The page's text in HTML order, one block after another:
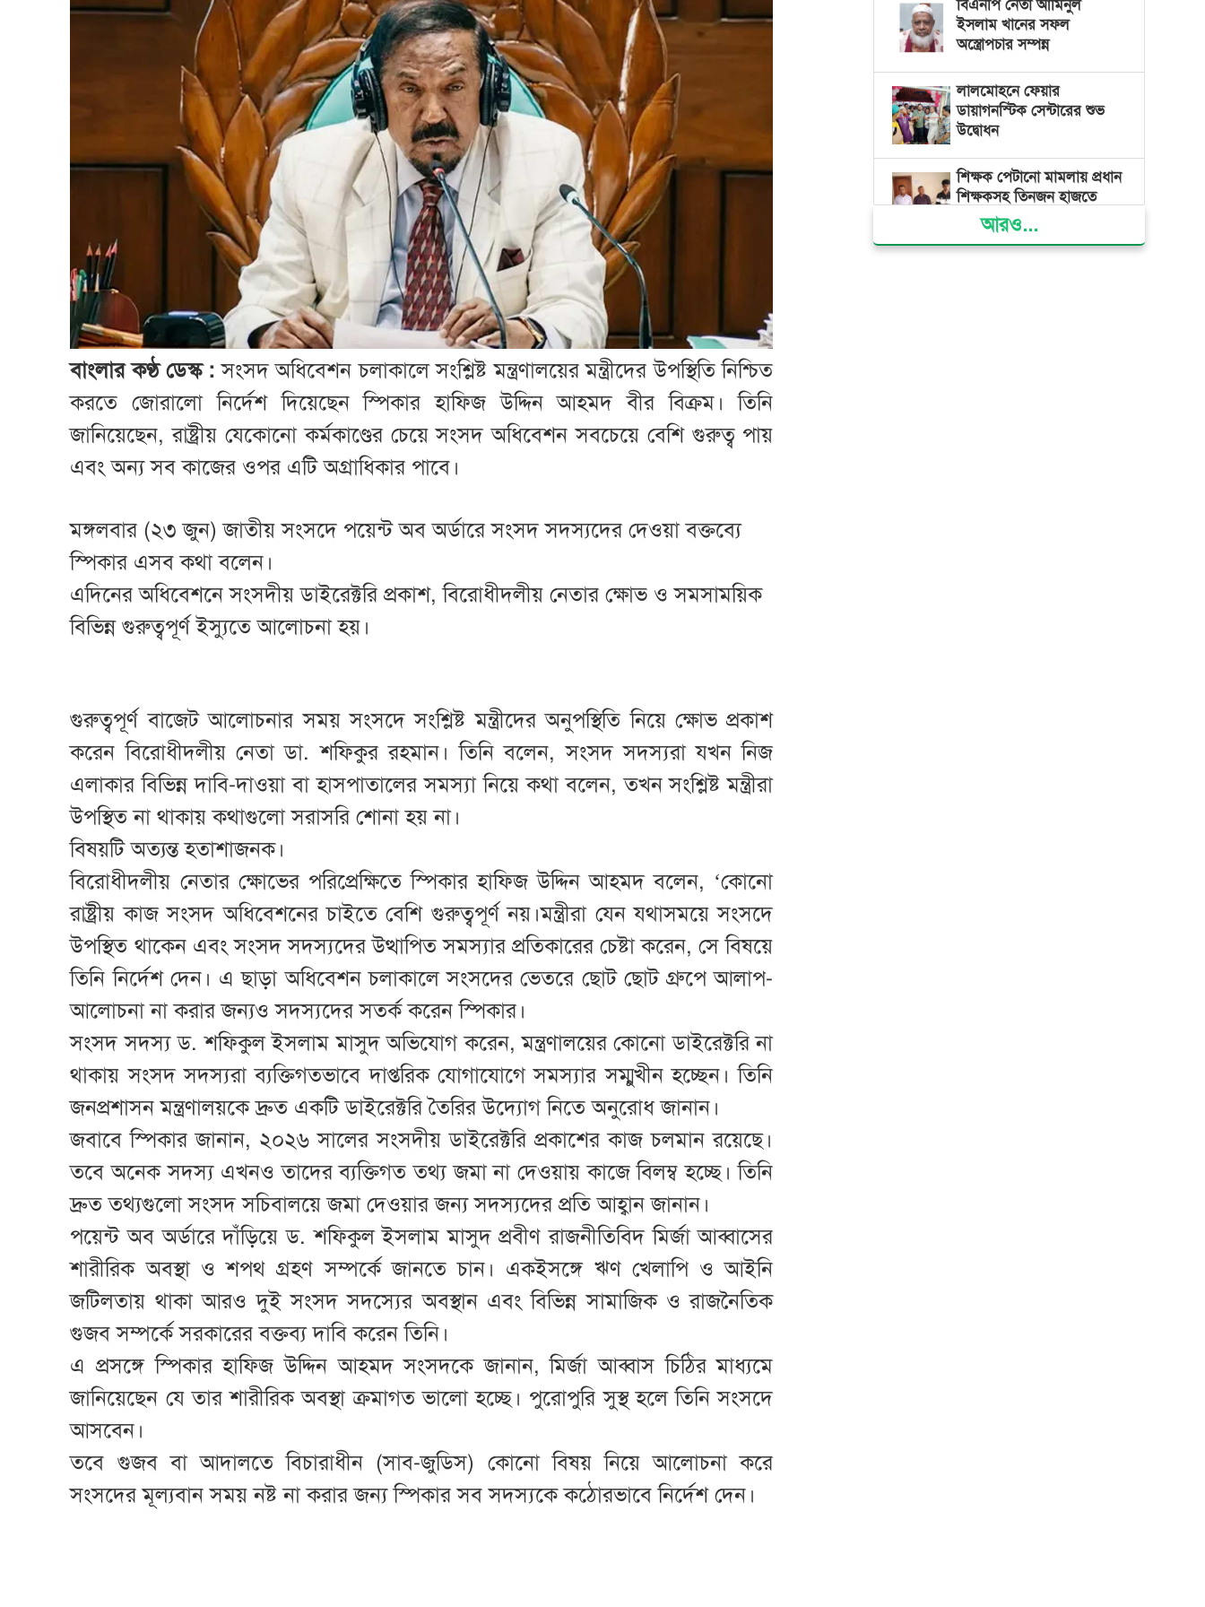
বাংলার কণ্ঠ ডেস্ক : সংসদ অধিবেশন চলাকালে সংশ্লিষ্ট মন্ত্রণালয়ের মন্ত্রীদের উপস্থিতি নিশ্চিত
করতে জোরালো নির্দেশ দিয়েছেন স্পিকার হাফিজ উদ্দিন আহমদ বীর বিক্রম। তিনি
জানিয়েছেন, রাষ্ট্রীয় যেকোনো কর্মকাণ্ডের চেয়ে সংসদ অধিবেশন সবচেয়ে বেশি গুরুত্ব পায়
এবং অন্য সব কাজের ওপর এটি অগ্রাধিকার পাবে।
মঙ্গলবার (২৩ জুন) জাতীয় সংসদে পয়েন্ট অব অর্ডারে সংসদ সদস‌্যদের দেওয়া বক্তব্যে
স্পিকার এসব কথা বলেন।
এদিনের অধিবেশনে সংসদীয় ডাইরেক্টরি প্রকাশ, বিরোধীদলীয় নেতার ক্ষোভ ও সমসাময়িক
বিভিন্ন গুরুত্বপূর্ণ ইস্যুতে আলোচনা হয়।
গুরুত্বপূর্ণ বাজেট আলোচনার সময় সংসদে সংশ্লিষ্ট মন্ত্রীদের অনুপস্থিতি নিয়ে ক্ষোভ প্রকাশ
করেন বিরোধীদলীয় নেতা ডা. শফিকুর রহমান। তিনি বলেন, সংসদ সদস্যরা যখন নিজ
এলাকার বিভিন্ন দাবি-দাওয়া বা হাসপাতালের সমস্যা নিয়ে কথা বলেন, তখন সংশ্লিষ্ট মন্ত্রীরা
উপস্থিত না থাকায় কথাগুলো সরাসরি শোনা হয় না।
বিষয়টি অত্যন্ত হতাশাজনক।
বিরোধীদলীয় নেতার ক্ষোভের পরিপ্রেক্ষিতে স্পিকার হাফিজ উদ্দিন আহমদ বলেন, ‘কোনো
রাষ্ট্রীয় কাজ সংসদ অধিবেশনের চাইতে বেশি গুরুত্বপূর্ণ নয়।মন্ত্রীরা যেন যথাসময়ে সংসদে
উপস্থিত থাকেন এবং সংসদ সদস্যদের উত্থাপিত সমস্যার প্রতিকারের চেষ্টা করেন, সে বিষয়ে
তিনি নির্দেশ দেন। এ ছাড়া অধিবেশন চলাকালে সংসদের ভেতরে ছোট ছোট গ্রুপে আলাপ-
আলোচনা না করার জন্যও সদস্যদের সতর্ক করেন স্পিকার।
সংসদ সদস্য ড. শফিকুল ইসলাম মাসুদ অভিযোগ করেন, মন্ত্রণালয়ের কোনো ডাইরেক্টরি না
থাকায় সংসদ সদস্যরা ব্যক্তিগতভাবে দাপ্তরিক যোগাযোগে সমস্যার সম্মুখীন হচ্ছেন। তিনি
জনপ্রশাসন মন্ত্রণালয়কে দ্রুত একটি ডাইরেক্টরি তৈরির উদ্যোগ নিতে অনুরোধ জানান।
জবাবে স্পিকার জানান, ২০২৬ সালের সংসদীয় ডাইরেক্টরি প্রকাশের কাজ চলমান রয়েছে।
তবে অনেক সদস্য এখনও তাদের ব্যক্তিগত তথ্য জমা না দেওয়ায় কাজে বিলম্ব হচ্ছে। তিনি
দ্রুত তথ্যগুলো সংসদ সচিবালয়ে জমা দেওয়ার জন্য সদস্যদের প্রতি আহ্বান জানান।
পয়েন্ট অব অর্ডারে দাঁড়িয়ে ড. শফিকুল ইসলাম মাসুদ প্রবীণ রাজনীতিবিদ মির্জা আব্বাসের
শারীরিক অবস্থা ও শপথ গ্রহণ সম্পর্কে জানতে চান। একইসঙ্গে ঋণ খেলাপি ও আইনি
জটিলতায় থাকা আরও দুই সংসদ সদস্যের অবস্থান এবং বিভিন্ন সামাজিক ও রাজনৈতিক
গুজব সম্পর্কে সরকারের বক্তব্য দাবি করেন তিনি।
এ প্রসঙ্গে স্পিকার হাফিজ উদ্দিন আহমদ সংসদকে জানান, মির্জা আব্বাস চিঠির মাধ্যমে
জানিয়েছেন যে তার শারীরিক অবস্থা ক্রমাগত ভালো হচ্ছে। পুরোপুরি সুস্থ হলে তিনি সংসদে
আসবেন।
তবে গুজব বা আদালতে বিচারাধীন (সাব-জুডিস) কোনো বিষয় নিয়ে আলোচনা করে
সংসদের মূল্যবান সময় নষ্ট না করার জন্য স্পিকার সব সদস্যকে কঠোরভাবে নির্দেশ দেন।
বিএনপি নেতা আমিনুল
ইসলাম খানের সফল
অস্ত্রোপচার সম্পন্ন
লালমোহনে ফেয়ার
ডায়াগনস্টিক সেন্টারের শুভ
উদ্বোধন
শিক্ষক পেটানো মামলায় প্রধান
শিক্ষকসহ তিনজন হাজতে
আরও...